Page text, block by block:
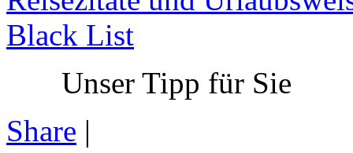
Black List
Unser Tipp für Sie
Share |